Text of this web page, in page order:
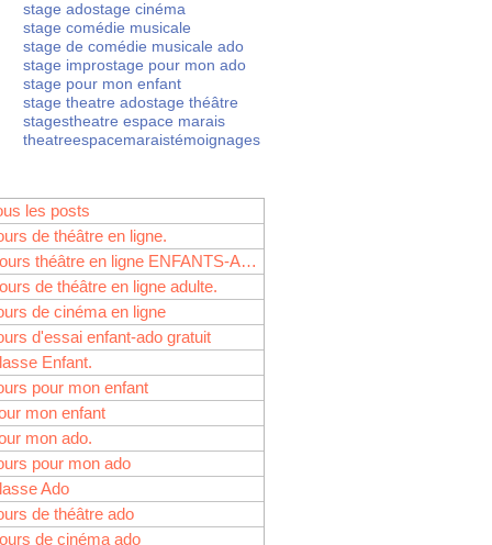
spectacles pour
le stage théâtre ado
à l’action… Au stage
stage adostage cinéma
stage comédie musicale
stage de comédie musicale ado
stage improstage pour mon ado
stage pour mon enfant
stage theatre adostage théâtre
stagestheatre espace marais
theatreespacemaraistémoignages
les posts
de théâtre en ligne.
Cours théâtre en ligne ENFANTS-ADOS
de théâtre en ligne adulte.
de cinéma en ligne
d'essai enfant-ado gratuit
Enfant.
pour mon enfant
mon enfant
mon ado.
pour mon ado
Ado
de théâtre ado
de cinéma ado